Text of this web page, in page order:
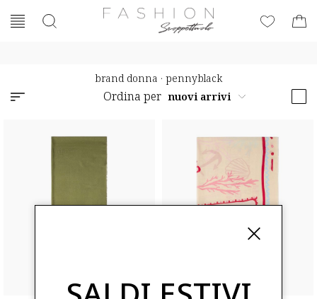
brand donna · pennyblack
Ordina per